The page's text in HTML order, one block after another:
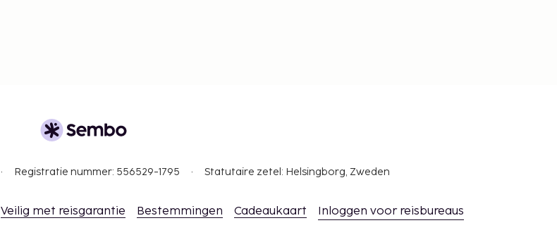
Registratie nummer: 556529-1795 Statutaire zetel: Helsingborg, Zweden
Veilig met reisgarantie Bestemmingen Cadeaukaart Inloggen voor reisbureaus